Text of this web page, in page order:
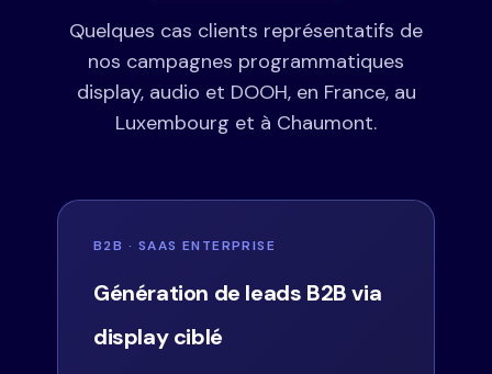
Quelques cas clients représentatifs de
nos campagnes programmatiques
display, audio et DOOH, en France, au
Luxembourg et à Chaumont.
B2B · SAAS ENTERPRISE
Génération de leads B2B via
display ciblé